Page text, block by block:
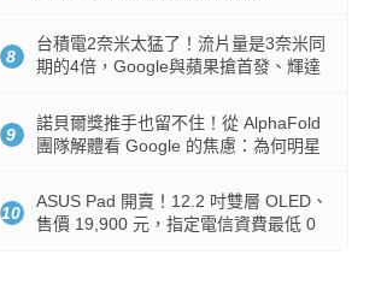
8
台積電2奈米太猛了！流片量是3奈米同
期的4倍，Google與蘋果搶首發、輝達
9
諾貝爾獎推手也留不住！從 AlphaFold
團隊解體看 Google 的焦慮：為何明星
10
ASUS Pad 開賣！12.2 吋雙層 OLED、
售價 19,900 元，指定電信資費最低 0